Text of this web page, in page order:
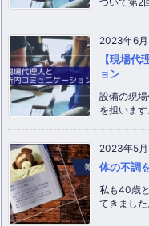
2023年6
【現場
ョン
設備の現
を担いま
2023年5月
体の不調
私も40歳
てきまし